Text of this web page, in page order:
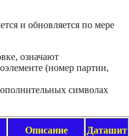
и обновляется по мере
означают
(номер партии,
символах
Описание Даташит